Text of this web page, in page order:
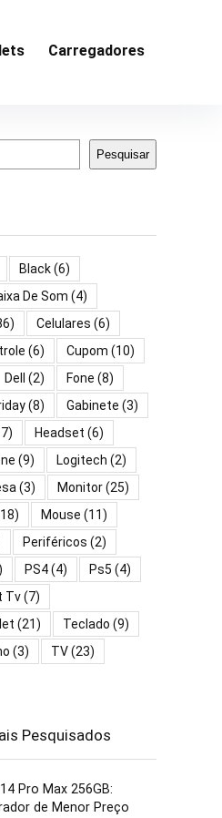
Carregadores
Pesquisar
Black(6)
De Som (4)
Celulares (6)
(6) Cupom (10)
Dell (2) Fone (8)
(8) Gabinete (3)
Headset (6)
(9) Logitech (2)
(3) Monitor(25)
Mouse (11)
Periféricos (2)
PS4(4) Ps5 (4)
Tv(7)
(21) Teclado (9)
(3) TV(23)
Pesquisados
Pro Max 256GB:
de Menor Preço